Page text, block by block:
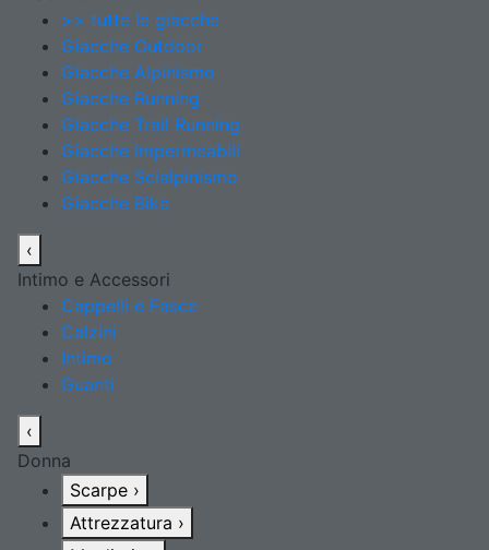
>> tutte le giacche
Giacche Outdoor
Giacche Alpinismo
Giacche Running
Giacche Trail Running
Giacche Impermeabili
Giacche Scialpinismo
Giacche Bike
‹
Intimo e Accessori
Cappelli e Fasce
Calzini
Intimo
Guanti
‹
Donna
Scarpe ›
Attrezzatura ›